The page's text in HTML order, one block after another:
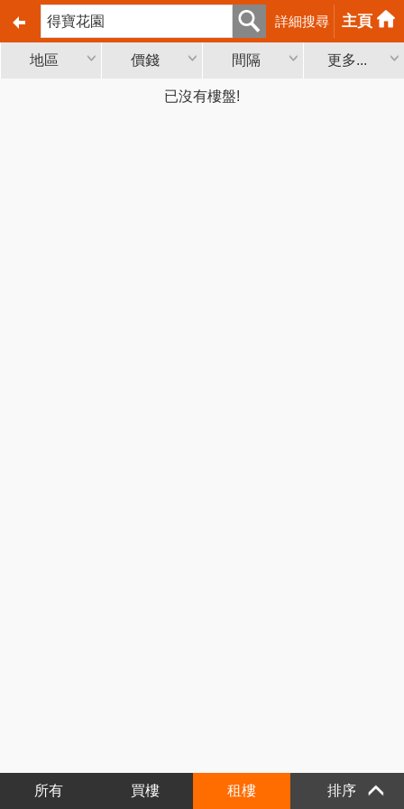
詳細搜尋 主頁
地區 價錢 間隔 更多...
已沒有樓盤!
所有 買樓 租樓 排序